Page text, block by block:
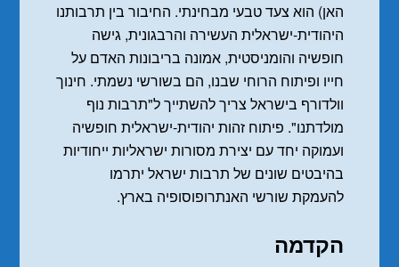
האן) הוא צעד טבעי מבחינתי. החיבור בין תרבותנו
היהודית-ישראלית העשירה והרבגונית, גישה
חופשיה והומניסטית, אמונה בריבונות האדם על
חייו ופיתוח הרוחי שבנו, הם בשורשי נשמתי. חינוך
וולדורף בישראל צריך להשתייך ל"תרבות נוף
מולדתנו". פיתוח זהות יהודית-ישראלית חופשיה
ועמוקה יחד עם יצירת מסורות ישראליות ייחודיות
בהיבטים שונים של תרבות ישראל יתרמו
להעמקת שורשי האנתרופוסופיה בארץ.
הקדמה